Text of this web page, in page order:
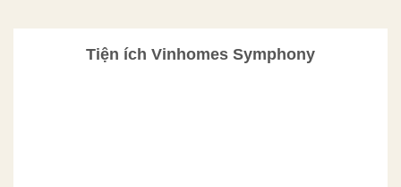
Tiện ích Vinhomes Symphony